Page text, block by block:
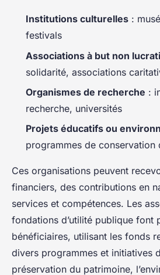
Institutions culturelles :
festivals
Associations à but non
solidarité, associations
Organismes de recherche :
recherche, universités
Projets éducatifs ou
programmes de conservation
Ces organisations peuvent
financiers, des contributions en
services et compétences. Les
fondations d’utilité publique font
bénéficiaires, utilisant les fonds
divers programmes et initiatives
préservation du patrimoine,